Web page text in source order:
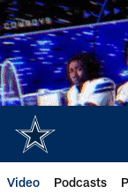
Skip
to
main
content
Video Podcasts